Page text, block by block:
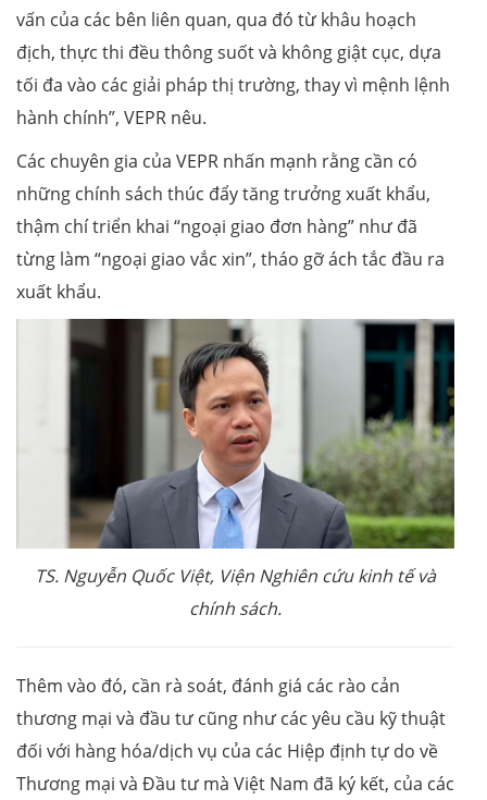
vấn của các bên liên quan, qua đó từ khâu hoạch
địch, thực thi đều thông suốt và không giật cục, dựa
tối đa vào các giải pháp thị trường, thay vì mệnh lệnh
hành chính”, VEPR nêu.
Các chuyên gia của VEPR nhấn mạnh rằng cần có
những chính sách thúc đẩy tăng trưởng xuất khẩu,
thậm chí triển khai “ngoại giao đơn hàng” như đã
từng làm “ngoại giao vắc xin”, tháo gỡ ách tắc đầu ra
xuất khẩu.
TS. Nguyễn Quốc Việt, Viện Nghiên cứu kinh tế và
chính sách.
Thêm vào đó, cần rà soát, đánh giá các rào cản
thương mại và đầu tư cũng như các yêu cầu kỹ thuật
đối với hàng hóa/dịch vụ của các Hiệp định tự do về
Thương mại và Đầu tư mà Việt Nam đã ký kết, của các